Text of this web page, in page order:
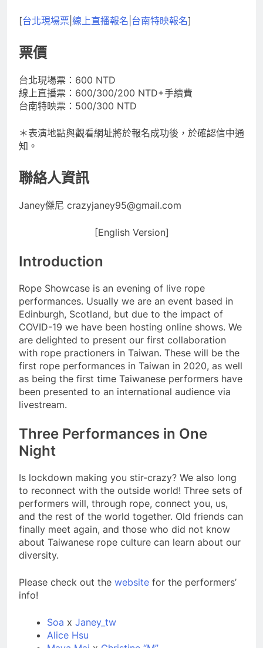
[台北現場票 線上直播報名 台南特映報名]
票價
台北現場票：600 NTD
線上直播票：600/300/200 NTD+手續費
台南特映票：500/300 NTD
＊表演地點與觀看網址將於報名成功後，於確認信中通
知。
聯絡人資訊
Janey傑尼 crazyjaney95@gmail.com
[English Version]
Introduction
Rope Showcase is an evening of live rope
performances. Usually we are an event based in
Edinburgh, Scotland, but due to the impact of
COVID-19 we have been hosting online shows. We
are delighted to present our first collaboration
with rope practioners in Taiwan. These will be the
first rope performances in Taiwan in 2020, as well
as being the first time Taiwanese performers have
been presented to an international audience via
livestream.
Three Performances in One
Night
Is lockdown making you stir-crazy? We also long
to reconnect with the outside world! Three sets of
performers will, through rope, connect you, us,
and the rest of the world together. Old friends can
finally meet again, and those who did not know
about Taiwanese rope culture can learn about our
diversity.
Please check out the website for the performers’
info!
Soa x Janey_tw
Alice Hsu